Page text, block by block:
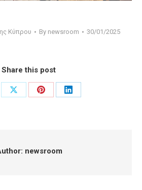
Κύπρου By newsroom 30/01/2025
Share this post
Share
Share
Share
newsroom